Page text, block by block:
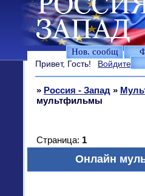
Нов. сообщ
Привет, Гость! Войдите
» Россия - Запад »
мультфильмы
Онлайн
Страница: 1